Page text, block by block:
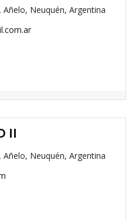
Añelo, Neuquén, Argentina
II
Añelo, Neuquén, Argentina